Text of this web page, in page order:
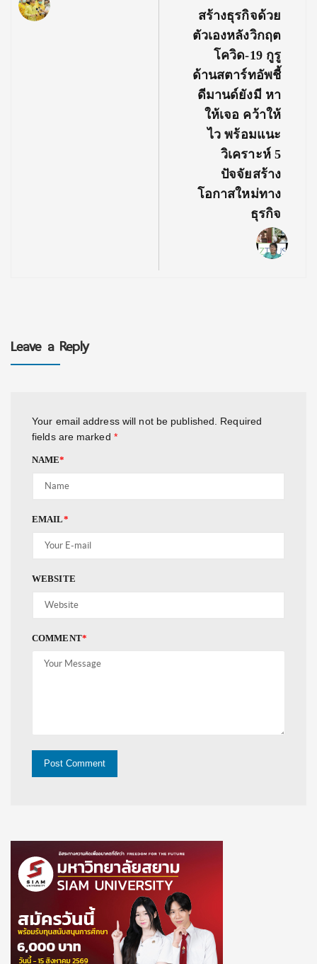
สร้างธุรกิจด้วย
ตัวเองหลังวิกฤต
โควิด-19 กูรู
ด้านสตาร์ทอัพชี้
ดีมานด์ยังมี หา
ให้เจอ คว้าให้
ไว พร้อมแนะ
วิเคราะห์ 5
ปัจจัยสร้าง
โอกาสใหม่ทาง
ธุรกิจ
Leave a Reply
Your email address will not be published.
Required
fields are marked *
NAME*
EMAIL*
WEBSITE
COMMENT*